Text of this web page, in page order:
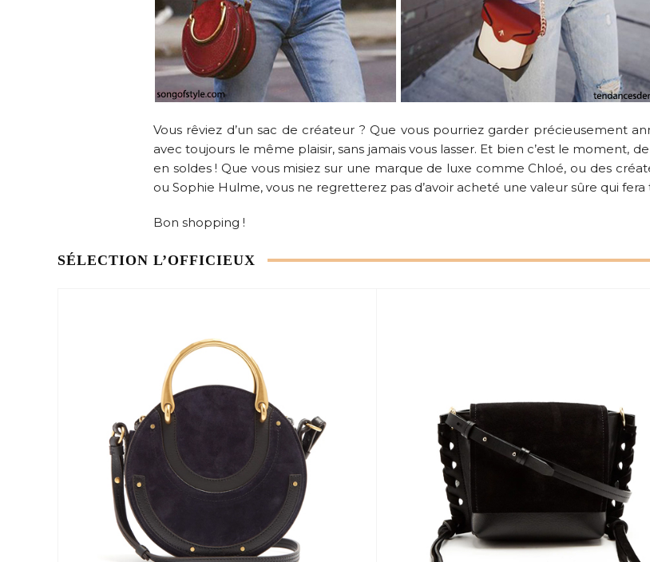
Vous rêviez d’un sac de créateur ? Que vous pourriez garder précieusement
avec toujours le même plaisir, sans jamais vous lasser. Et bien c’est le moment,
en soldes ! Que vous misiez sur une marque de luxe comme Chloé, ou des
ou Sophie Hulme, vous ne regretterez pas d’avoir acheté une valeur sûre qui
Bon shopping !
SÉLECTION L’OFFICIEUX